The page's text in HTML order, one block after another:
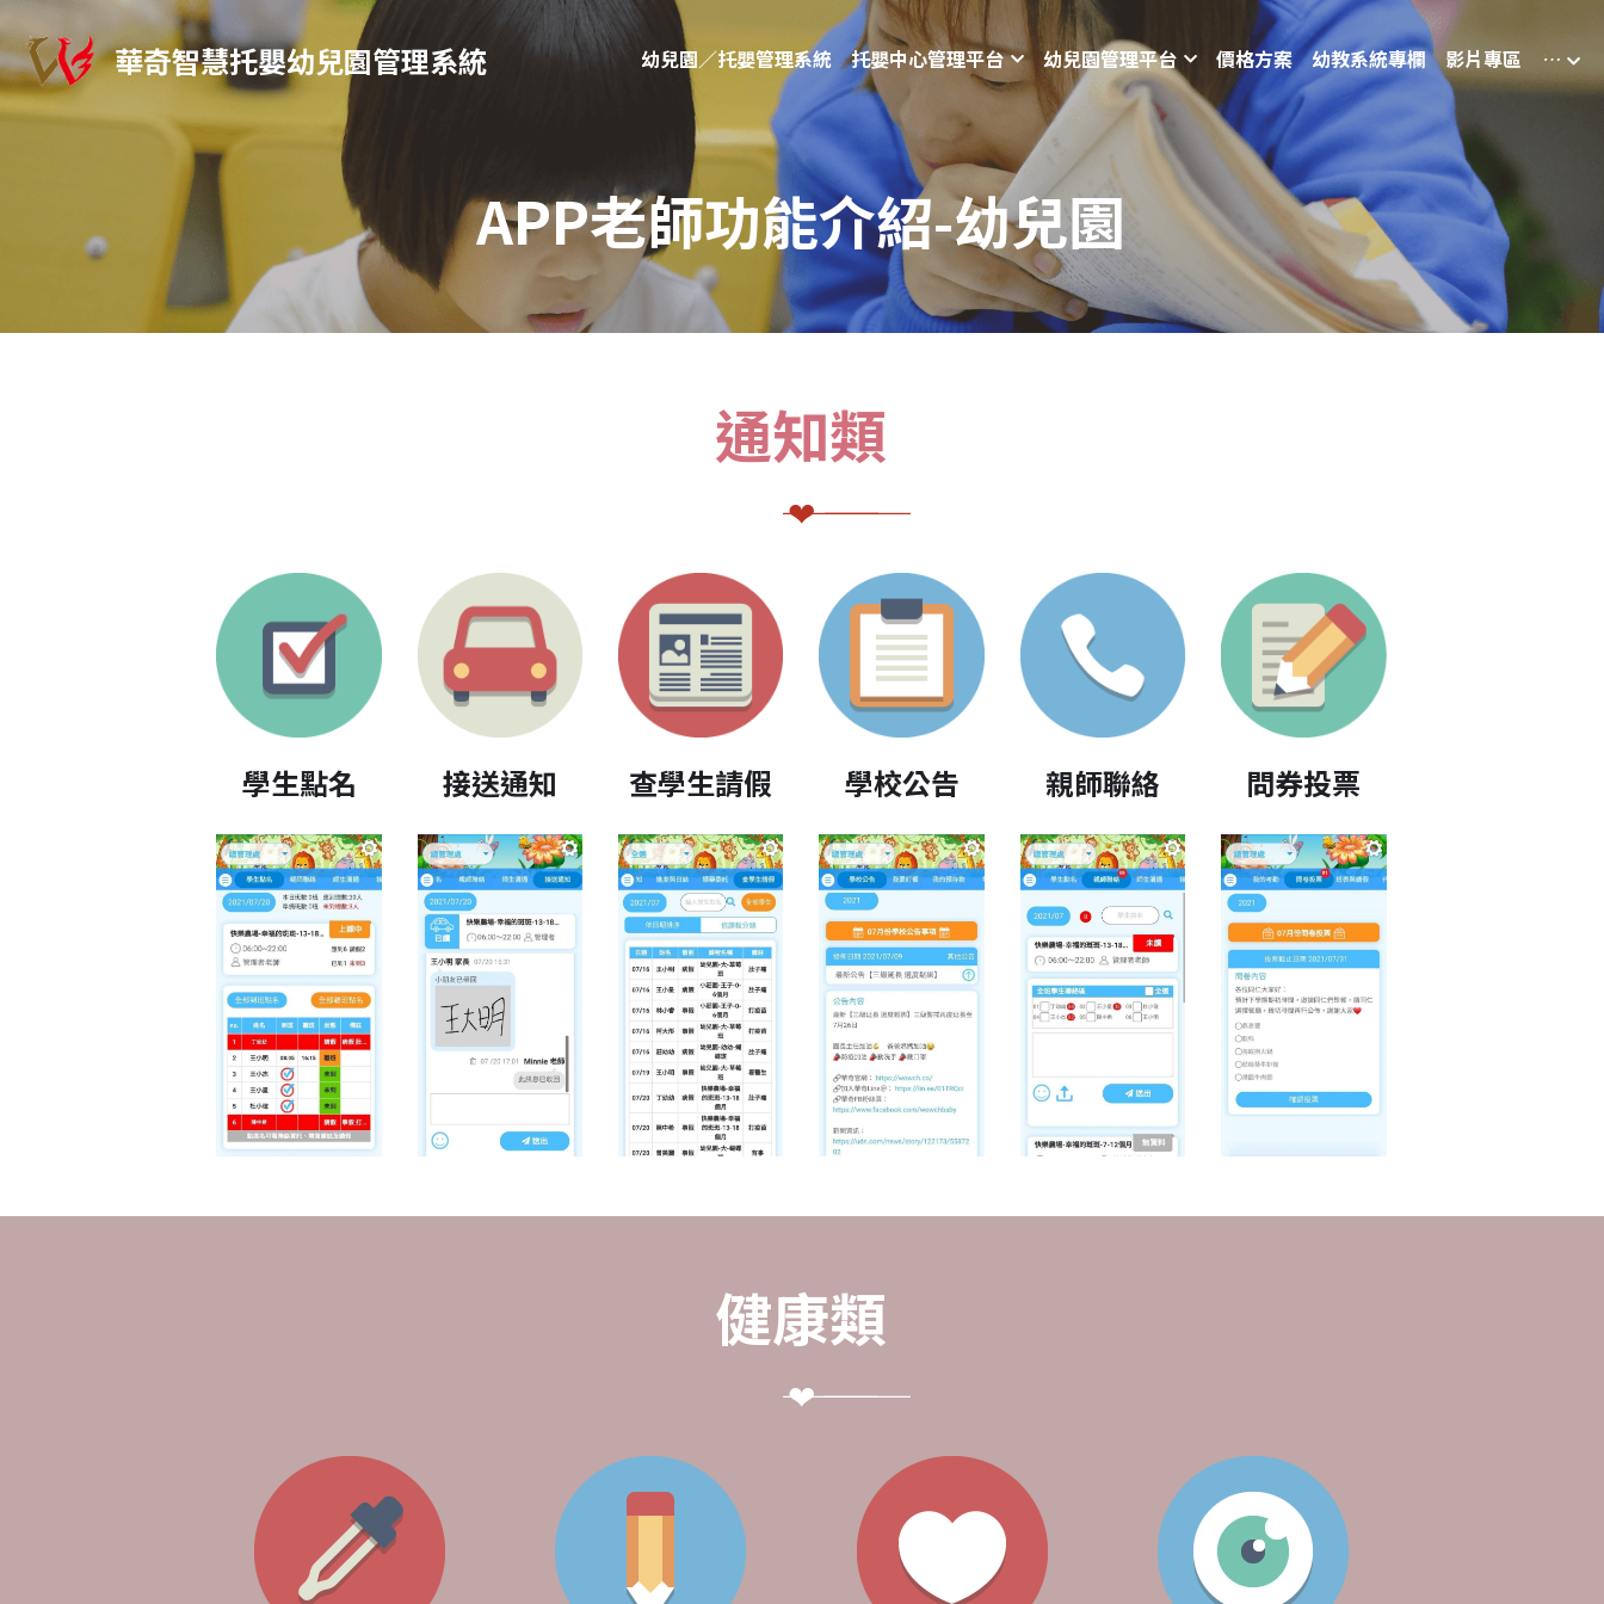
華奇智慧托嬰幼兒園管理系統 幼兒園／托嬰管理系統 托嬰中心管理平台 幼兒園管理平台 價格方案 幼教系統專欄 影片專區 …
APP老師功能介紹-幼兒園
通知類
――― ❤ ―――
學生點名 接送通知 查學生請假 學校公告 親師聯絡 問券投票
健康類
――― ❤ ―――